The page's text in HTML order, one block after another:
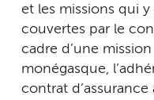
et les missions qui
couvertes par le
cadre d’une
monégasque,
contrat d’assurance